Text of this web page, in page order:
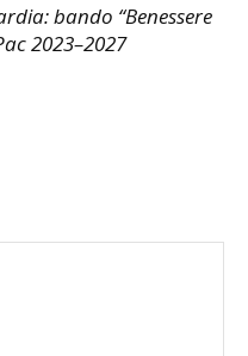
bando “Benessere
2023–2027